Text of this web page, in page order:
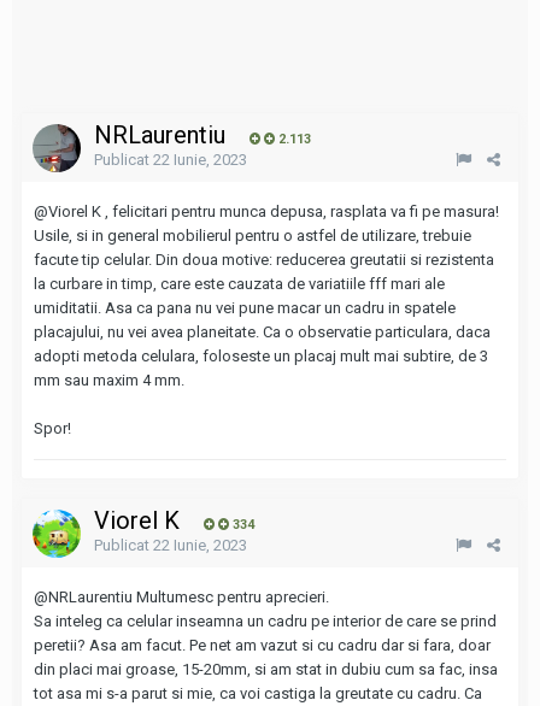
NRLaurentiu 2.113
Publicat 22 Iunie, 2023
@Viorel K , felicitari pentru munca depusa, rasplata va fi pe masura!
Usile, si in general mobilierul pentru o astfel de utilizare, trebuie
facute tip celular. Din doua motive: reducerea greutatii si rezistenta
la curbare in timp, care este cauzata de variatiile fff mari ale
umiditatii. Asa ca pana nu vei pune macar un cadru in spatele
placajului, nu vei avea planeitate. Ca o observatie particulara, daca
adopti metoda celulara, foloseste un placaj mult mai subtire, de 3
mm sau maxim 4 mm.
Spor!
Viorel K 334
Publicat 22 Iunie, 2023
@NRLaurentiu Multumesc pentru aprecieri.
Sa inteleg ca celular inseamna un cadru pe interior de care se prind
peretii? Asa am facut. Pe net am vazut si cu cadru dar si fara, doar
din placi mai groase, 15-20mm, si am stat in dubiu cum sa fac, insa
tot asa mi s-a parut si mie, ca voi castiga la greutate cu cadru. Ca